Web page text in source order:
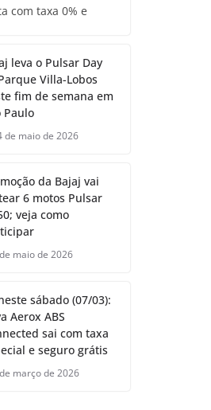
com taxa 0% e
leva o Pulsar Day
Villa-Lobos
fim de semana em
Paulo
de maio de 2026
da Bajaj vai
6 motos Pulsar
veja como
maio de 2026
sábado (07/03):
Aerox ABS
sai com taxa
e seguro grátis
março de 2026